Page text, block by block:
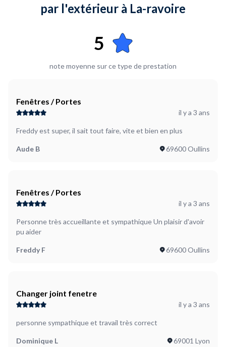
par l'extérieur à La-ravoire
5
note moyenne sur ce type de prestation
Fenêtres / Portes
il y a 3 ans
Freddy est super, il sait tout faire, vite et bien en plus
Aude B 69600 Oullins
Fenêtres / Portes
il y a 3 ans
Personne très accueillante et sympathique Un plaisir d'avoir
pu aider
Freddy F 69600 Oullins
Changer joint fenetre
il y a 3 ans
personne sympathique et travail très correct
Dominique L 69001 Lyon